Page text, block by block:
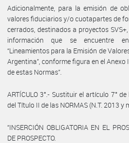
Adicionalmente, para la emisión de
valores fiduciarios y/o cuotapartes de
cerrados, destinados a proyectos
información que se encuentre
“Lineamientos para la Emisión de
Argentina”, conforme figura en el Anexo
de estas Normas”.
ARTÍCULO 3°.- Sustituir el artículo 7°
del Título II de las NORMAS (N.T. 2013 y
“INSERCIÓN OBLIGATORIA EN EL
DE PROSPECTO.